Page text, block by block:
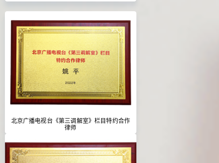
北京广播电视台《第三调解室》栏目特约合作
律师